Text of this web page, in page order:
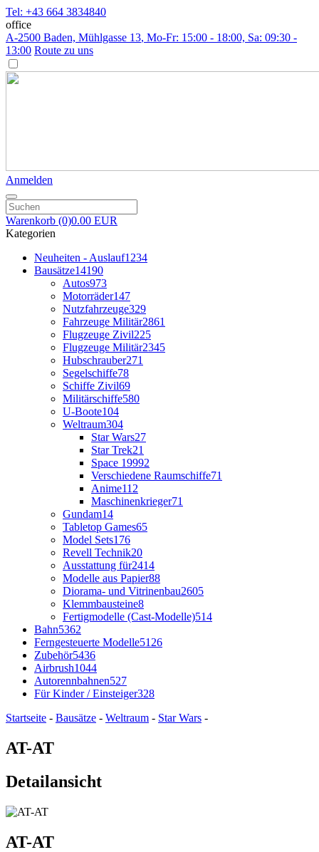
Tel: +43 664 3834840
office
A-2500 Baden, Mühlgasse 13, Mo-Fr: 15:00 - 18:00, Sa: 09:30 -
13:00 Route zu uns
Anmelden
Warenkorb (0)0.00 EUR
Kategorien
Neuheiten - Auslauf1234
Bausätze14190
Autos973
Motorräder147
Nutzfahrzeuge329
Fahrzeuge Militär2861
Flugzeuge Zivil225
Flugzeuge Militär2345
Hubschrauber271
Segelschiffe78
Schiffe Zivil69
Militärschiffe580
U-Boote104
Weltraum304
Star Wars27
Star Trek21
Space 19992
Verschiedene Raumschiffe71
Anime112
Maschinenkrieger71
Gundam14
Tabletop Games65
Model Sets176
Revell Technik20
Ausstattung für2414
Modelle aus Papier88
Diorama- und Vitrinenbau2605
Klemmbausteine8
Fertigmodelle (Cast-Modelle)514
Bahn5362
Ferngesteuerte Modelle5126
Zubehör5436
Airbrush1044
Autorennbahnen527
Für Kinder / Einsteiger328
Startseite - Bausätze - Weltraum - Star Wars -
AT-AT
Detailansicht
AT-AT